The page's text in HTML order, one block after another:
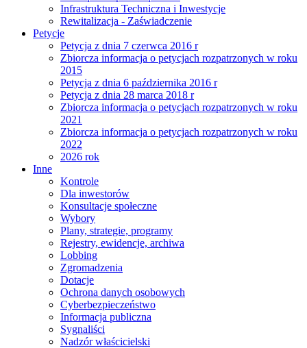
Infrastruktura Techniczna i Inwestycje
Rewitalizacja - Zaświadczenie
Petycje
Petycja z dnia 7 czerwca 2016 r
Zbiorcza informacja o petycjach rozpatrzonych w roku
2015
Petycja z dnia 6 października 2016 r
Petycja z dnia 28 marca 2018 r
Zbiorcza informacja o petycjach rozpatrzonych w roku
2021
Zbiorcza informacja o petycjach rozpatrzonych w roku
2022
2026 rok
Inne
Kontrole
Dla inwestorów
Konsultacje społeczne
Wybory
Plany, strategie, programy
Rejestry, ewidencje, archiwa
Lobbing
Zgromadzenia
Dotacje
Ochrona danych osobowych
Cyberbezpieczeństwo
Informacja publiczna
Sygnaliści
Nadzór właścicielski